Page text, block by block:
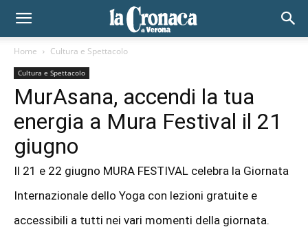
Home Cultura e Spettacolo
Cultura e Spettacolo
MurAsana, accendi la tua
energia a Mura Festival il 21
giugno
Il 21 e 22 giugno MURA FESTIVAL celebra la Giornata
Internazionale dello Yoga con lezioni gratuite e
accessibili a tutti nei vari momenti della giornata.